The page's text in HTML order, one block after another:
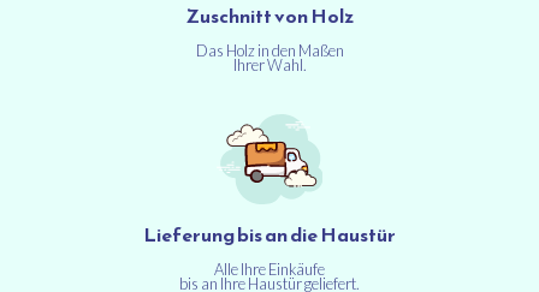
Zuschnitt von Holz
Das Holz in den Maßen
Ihrer Wahl.
Lieferung bis an die Haustür
Alle Ihre Einkäufe
bis an Ihre Haustür geliefert.